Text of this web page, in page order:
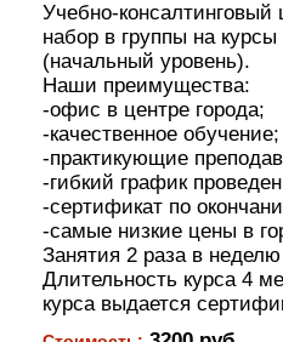
Учебно-консалтинговый
набор в группы на курсы
(начальный уровень).
Наши преимущества:
-офис в центре города;
-качественное обучение;
-практикующие
-гибкий график
-сертификат по
-самые низкие цены в
Занятия 2 раза в
Длительность курса 4
курса выдается